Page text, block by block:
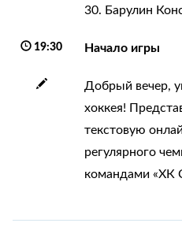
30. Барулин
19:30 Начало игры
Добрый вечер,
хоккея!
текстовую
регулярного
командами «ХК